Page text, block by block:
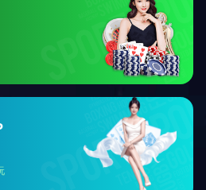
科学技术的发展，对于开云在线平台的要
工
耒阳生物医药行业－湖南无尘车
工
资兴生物医药行业－湖南无尘车
工
娄底生物医药行业－湖南无尘车